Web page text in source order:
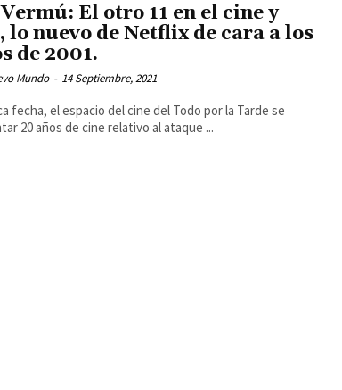
El otro 11 en el cine y
lo nuevo de Netflix de cara a los
de 2001.
Mundo - 14 Septiembre, 2021
fecha, el espacio del cine del Todo por la Tarde se
20 años de cine relativo al ataque ...